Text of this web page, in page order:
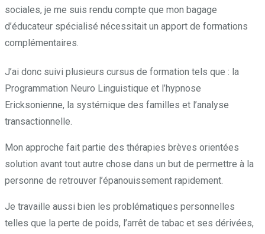
sociales, je me suis rendu compte que mon bagage
d’éducateur spécialisé nécessitait un apport de formations
complémentaires.
J’ai donc suivi plusieurs cursus de formation tels que : la
Programmation Neuro Linguistique et l’hypnose
Ericksonienne, la systémique des familles et l’analyse
transactionnelle.
Mon approche fait partie des thérapies brèves orientées
solution avant tout autre chose dans un but de permettre à la
personne de retrouver l’épanouissement rapidement.
Je travaille aussi bien les problématiques personnelles
telles que la perte de poids, l’arrêt de tabac et ses dérivées,